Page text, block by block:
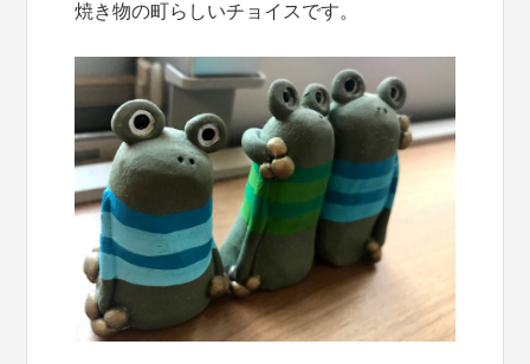
焼き物の町らしいチョイスです。